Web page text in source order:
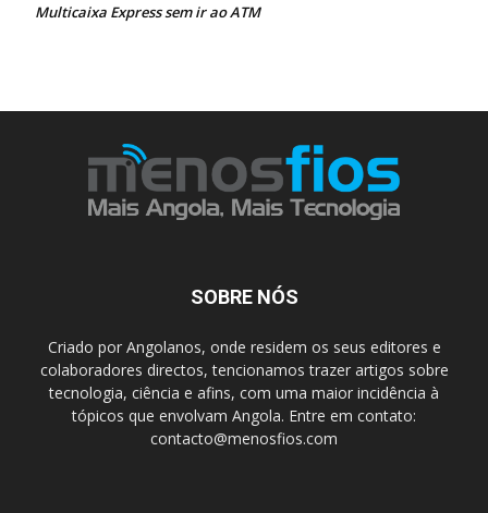
Multicaixa Express sem ir ao ATM
SOBRE NÓS
Criado por Angolanos, onde residem os seus editores e
colaboradores directos, tencionamos trazer artigos sobre
tecnologia, ciência e afins, com uma maior incidência à
tópicos que envolvam Angola. Entre em contato:
contacto@menosfios.com